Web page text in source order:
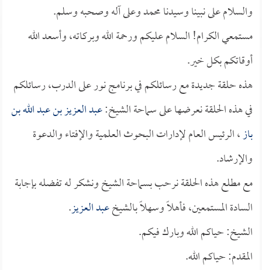
والسلام على نبينا وسيدنا محمد وعلى آله وصحبه وسلم.
مستمعي الكرام! السلام عليكم ورحمة الله وبركاته، وأسعد الله
أوقاتكم بكل خير.
هذه حلقة جديدة مع رسائلكم في برنامج نور على الدرب، رسائلكم
في هذه الحلقة نعرضها على سماحة الشيخ:عبد العزيز بن عبد الله بن
باز، الرئيس العام لإدارات البحوث العلمية والإفتاء والدعوة
والإرشاد.
مع مطلع هذه الحلقة نرحب بسماحة الشيخ ونشكر له تفضله بإجابة
السادة المستمعين، فأهلاً وسهلاً بالشيخعبد العزيز.
الشيخ: حياكم الله وبارك فيكم.
المقدم: حياكم الله.